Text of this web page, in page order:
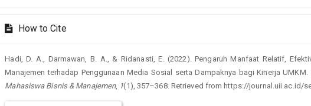
How to Cite
Hadi, D. A., Darmawan, B. A., & Ridanasti, E. (2022). Pengaruh Manfaat Relatif,
Manajemen terhadap Penggunaan Media Sosial serta Dampaknya bagi Kinerja UMKM.
Mahasiswa Bisnis & Manajemen, 1(1), 357–368. Retrieved from https://journal.uii.ac.id/